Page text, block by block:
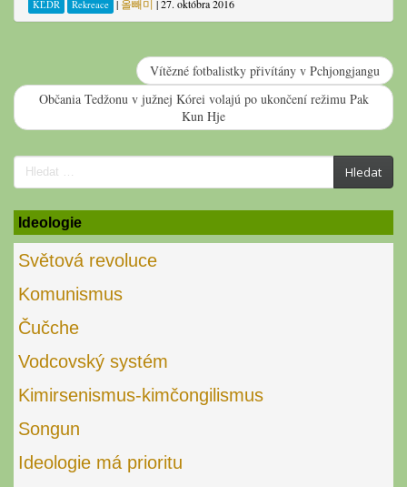
KĽDR Rekreace | 올빼미 |27. októbra 2016
Vítězné fotbalistky přivítány v Pchjongjangu
Občania Tedžonu v južnej Kórei volajú po ukončení režimu Pak
Kun Hje
Search
for:
Hledat
Ideologie
Světová revoluce
Komunismus
Čučche
Vodcovský systém
Kimirsenismus-kimčongilismus
Songun
Ideologie má prioritu